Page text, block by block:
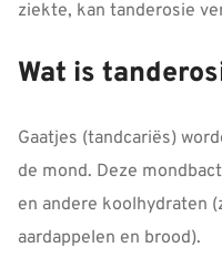
ziekte, kan tanderosie
Wat is
Gaatjes (tandcariës)
de mond. Deze
en andere koolhydraten
aardappelen en brood).